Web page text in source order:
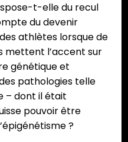
t-elle du recul
du devenir
athlètes lorsque de
mettent l’accent sur
génétique et
pathologies telle
– dont il était
pouvoir être
?